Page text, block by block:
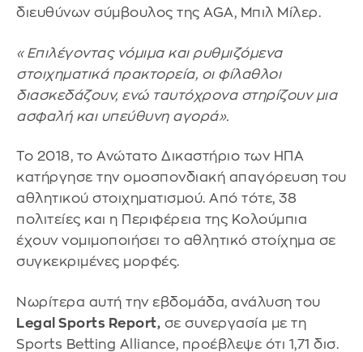
διευθύνων σύμβουλος της AGA, Μπιλ Μίλερ.
«Επιλέγοντας νόμιμα και ρυθμιζόμενα
στοιχηματικά πρακτορεία, οι φίλαθλοι
διασκεδάζουν, ενώ ταυτόχρονα στηρίζουν μια
ασφαλή και υπεύθυνη αγορά».
Το 2018, το Ανώτατο Δικαστήριο των ΗΠΑ
κατήργησε την ομοσπονδιακή απαγόρευση του
αθλητικού στοιχηματισμού. Από τότε, 38
πολιτείες και η Περιφέρεια της Κολούμπια
έχουν νομιμοποιήσει το αθλητικό στοίχημα σε
συγκεκριμένες μορφές.
Νωρίτερα αυτή την εβδομάδα, ανάλυση του
Legal Sports Report, σε συνεργασία με τη
Sports Betting Alliance, προέβλεψε ότι 1,71 δισ.